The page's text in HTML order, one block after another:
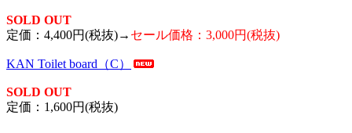
SOLD OUT
定価：4,400円(税抜)→ セール価格：3,000円(税抜)
KAN Toilet board（C）
SOLD OUT
定価：1,600円(税抜)